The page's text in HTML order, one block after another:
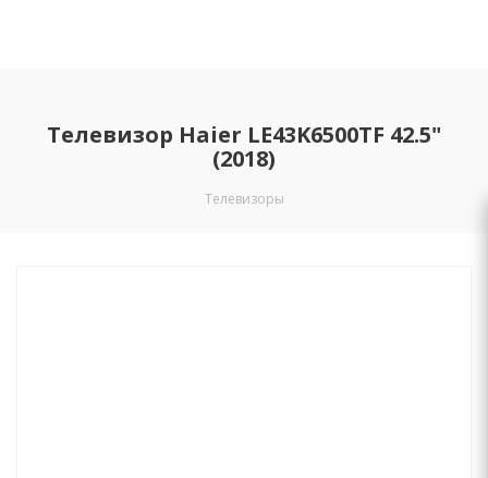
Телевизор Haier LE43K6500TF 42.5"
(2018)
Телевизоры